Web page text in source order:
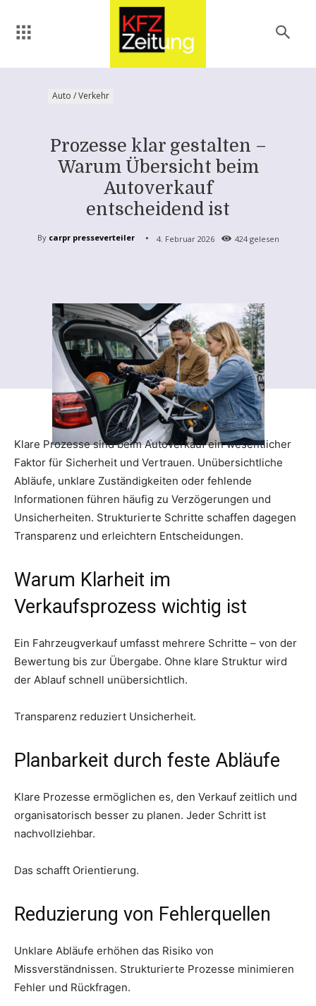
Auto / Verkehr
Prozesse klar gestalten –
Warum Übersicht beim
Autoverkauf
entscheidend ist
By carpr presseverteiler 4. Februar 2026 424gelesen
Klare Prozesse sind beim Autoverkauf ein wesentlicher
Faktor für Sicherheit und Vertrauen. Unübersichtliche
Abläufe, unklare Zuständigkeiten oder fehlende
Informationen führen häufig zu Verzögerungen und
Unsicherheiten. Strukturierte Schritte schaffen dagegen
Transparenz und erleichtern Entscheidungen.
Warum Klarheit im
Verkaufsprozess wichtig ist
Ein Fahrzeugverkauf umfasst mehrere Schritte – von der
Bewertung bis zur Übergabe. Ohne klare Struktur wird
der Ablauf schnell unübersichtlich.
Transparenz reduziert Unsicherheit.
Planbarkeit durch feste Abläufe
Klare Prozesse ermöglichen es, den Verkauf zeitlich und
organisatorisch besser zu planen. Jeder Schritt ist
nachvollziehbar.
Das schafft Orientierung.
Reduzierung von Fehlerquellen
Unklare Abläufe erhöhen das Risiko von
Missverständnissen. Strukturierte Prozesse minimieren
Fehler und Rückfragen.